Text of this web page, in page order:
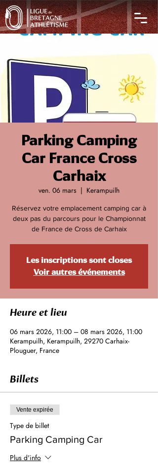
Parking Camping
Car France Cross
Carhaix
ven. 06 mars
  |
Kerampuilh
Réservez votre emplacement camping car à
deux pas du parcours pour le Championnat
de France de Cross de Carhaix
Les inscriptions sont closes
Voir autres événements
Heure et lieu
06 mars 2026, 11:00 – 08 mars 2026, 11:00
Kerampuilh, Kerampuilh, 29270 Carhaix-
Plouguer, France
Billets
Vente expirée
Type de billet
Parking Camping Car
Plus d'info